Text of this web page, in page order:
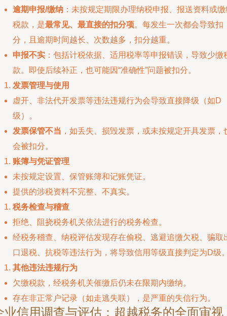
逾期申报/缴纳 ：未按规定期限办理纳税申报、报送资料或
税款，是最常见、最直接的扣分项。每发生一次都会导致扣
分，且逾期时间越长、次数越多，扣分越重。
申报不实 ：包括计税依据、适用税率等申报错误，导致少缴
款。即使后续补正，也可能因“准确性”问题被扣分。
发票管理与使用
虚开、非法代开发票等违法违规行为会导致直接降级（如D
级）。
发票保管不当 ，如丢失、损毁发票，或未按规定开具发票，
会被扣分。
账簿与凭证管理
未按规定设置、保管账簿和记账凭证。
提供的涉税资料不完整、不真实。
税务检查与稽查
拒绝、阻挠税务机关依法进行的税务检查。
经税务稽查、纳税评估发现存在偷税、逃避追缴欠税、骗取
口退税、抗税等违法行为，将导致信用等级直接判定为D级
其他违法违规行为
欠缴税款，经税务机关催缴后仍未在限期内缴纳。
存在非正常户记录（如走逃失联），是严重的失信行为。
业信用调查与评估：超越税务的全面审视